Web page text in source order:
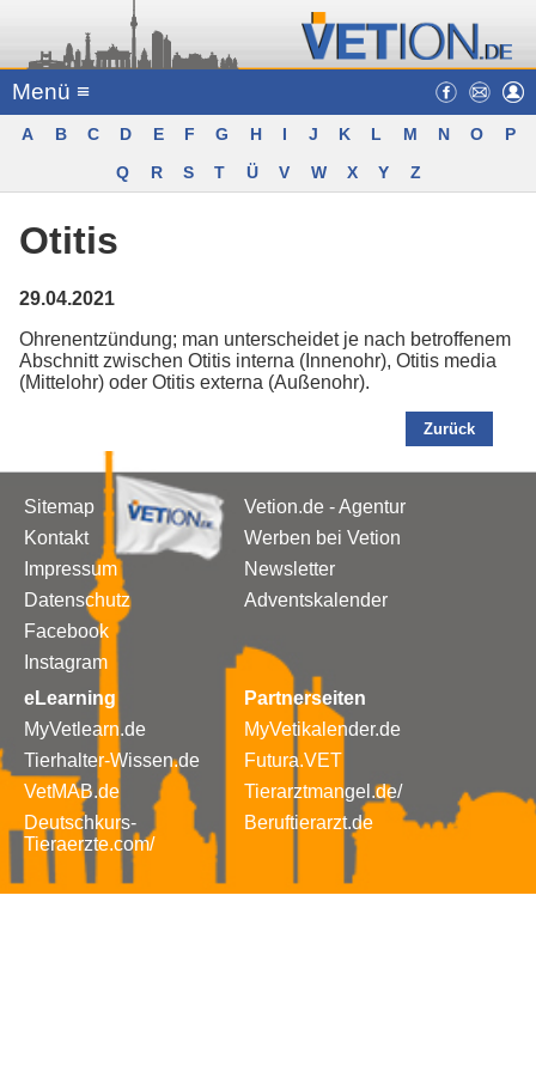
Menü ≡
A B C D E F G H I J K L M N O
P
Q
R S T Ü V W X Y Z
Otitis
29.04.2021
Ohrenentzündung; man unterscheidet je nach betroffenem
Abschnitt zwischen Otitis interna (Innenohr), Otitis media
(Mittelohr) oder Otitis externa (Außenohr).
Zurück
Sitemap
Kontakt
Impressum
Datenschutz
Facebook
Instagram
Vetion.de - Agentur
Werben bei Vetion
Newsletter
Adventskalender
eLearning
MyVetlearn.de
Tierhalter-Wissen.de
VetMAB.de
Deutschkurs-
Tieraerzte.com/
Partnerseiten
MyVetikalender.de
Futura.VET
Tierarztmangel.de/
Beruftierarzt.de